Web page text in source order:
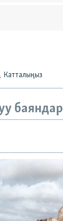
Катталыңыз
баяндар